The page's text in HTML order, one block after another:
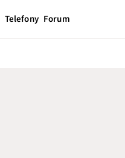
Telefony Forum